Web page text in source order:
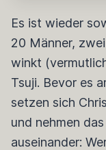
Es ist wieder
20 Männer,
winkt
Tsuji. Bevor es
setzen sich
und nehmen
auseinander: